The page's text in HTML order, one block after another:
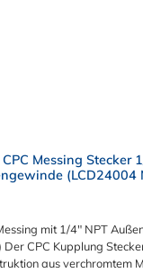
Messing Stecker
(LCD24004
mit 1/4" NPT
CPC Kupplung
aus verchromtem